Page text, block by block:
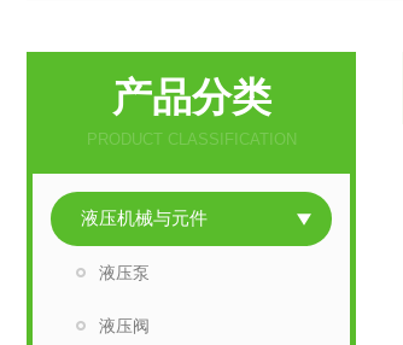
产品分类
PRODUCT CLASSIFICATION
液压机械与元件
液压泵
液压阀